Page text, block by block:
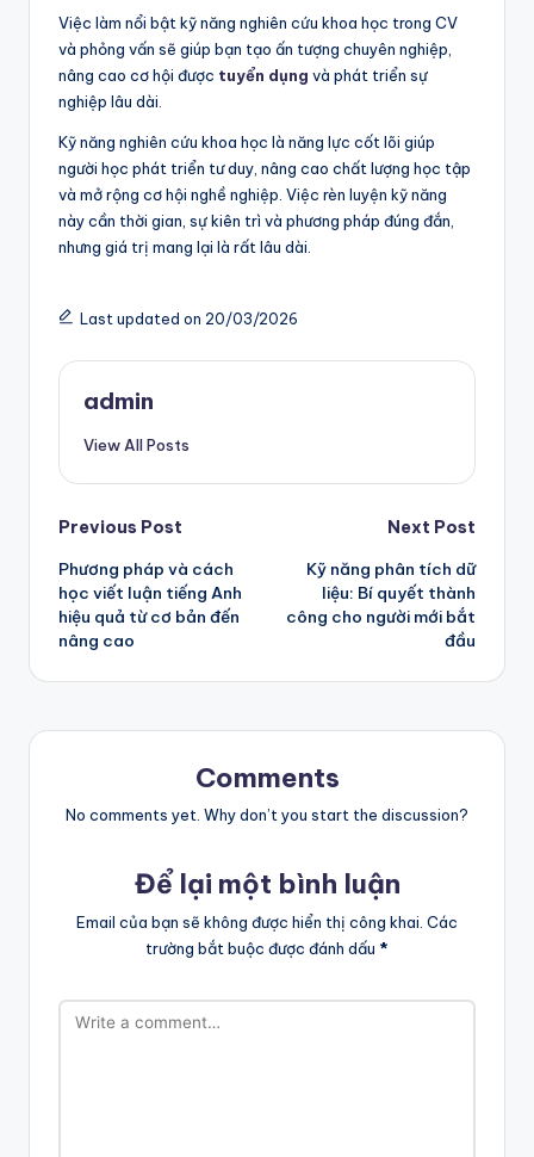
Việc làm nổi bật kỹ năng nghiên cứu khoa học trong CV
và phỏng vấn sẽ giúp bạn tạo ấn tượng chuyên nghiệp,
nâng cao cơ hội được tuyển dụng và phát triển sự
nghiệp lâu dài.
Kỹ năng nghiên cứu khoa học là năng lực cốt lõi giúp
người học phát triển tư duy, nâng cao chất lượng học tập
và mở rộng cơ hội nghề nghiệp. Việc rèn luyện kỹ năng
này cần thời gian, sự kiên trì và phương pháp đúng đắn,
nhưng giá trị mang lại là rất lâu dài.
Last updated on 20/03/2026
admin
View All Posts
Post
navigation
Previous Post
Phương pháp và cách
học viết luận tiếng Anh
hiệu quả từ cơ bản đến
nâng cao
Next Post
Kỹ năng phân tích dữ
liệu: Bí quyết thành
công cho người mới bắt
đầu
Comments
No comments yet. Why don’t you start the discussion?
Để lại một bình luận
Email của bạn sẽ không được hiển thị công khai. Các
trường bắt buộc được đánh dấu *